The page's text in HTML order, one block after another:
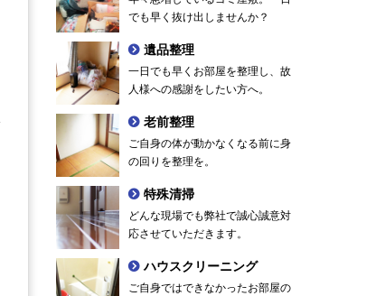
でも早く抜け出しませんか？
遺品整理
一日でも早くお部屋を整理し、故
人様への感謝をしたい方へ。
老前整理
ご自身の体が動かなくなる前に身
の回りを整理を。
特殊清掃
どんな現場でも弊社で誠心誠意対
応させていただきます。
ハウスクリーニング
ご自身ではできなかったお部屋の